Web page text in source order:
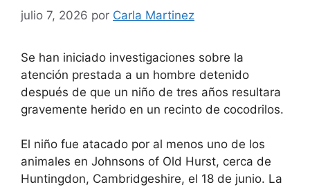
julio 7, 2026 por Carla Martinez
Se han iniciado investigaciones sobre la
atención prestada a un hombre detenido
después de que un niño de tres años resultara
gravemente herido en un recinto de cocodrilos.
El niño fue atacado por al menos uno de los
animales en Johnsons of Old Hurst, cerca de
Huntingdon, Cambridgeshire, el 18 de junio. La